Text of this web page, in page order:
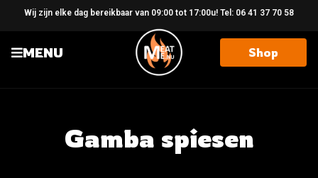
Wij zijn elke dag bereikbaar van 09:00 tot 17:00u! Tel: 06 41 37 70 58
MENU Shop
Gamba spiesen